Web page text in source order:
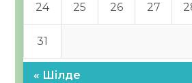
24 25 26 27
31
« Шілде